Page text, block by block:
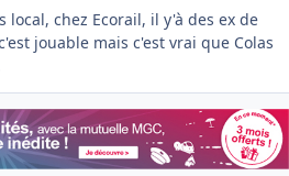
chez Ecorail, il y'à des ex de
jouable mais c'est vrai que Colas